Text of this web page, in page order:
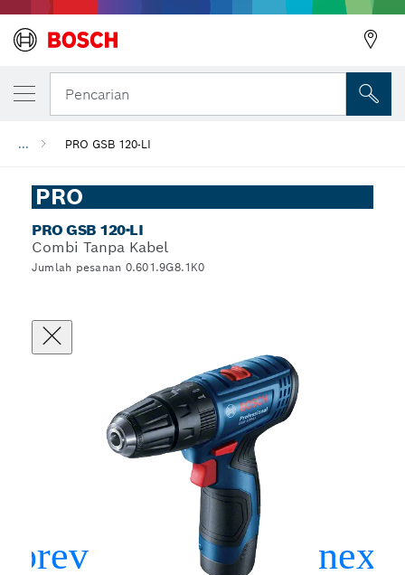
Pencarian
... PRO GSB 120-LI
PRO
PRO GSB 120-LI
Combi Tanpa Kabel
Jumlah pesanan 0.601.9G8.1K0